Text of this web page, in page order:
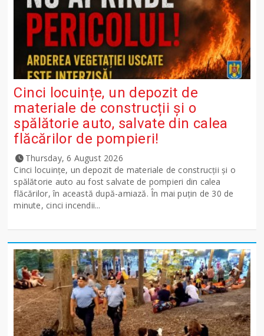
Cinci locuințe, un depozit de
materiale de construcții și o
spălătorie auto, salvate din calea
flăcărilor de pompieri!
Thursday, 6 August 2026
Cinci locuințe, un depozit de materiale de construcții și o
spălătorie auto au fost salvate de pompieri din calea
flăcărilor, în această după-amiază. În mai puțin de 30 de
minute, cinci incendii...